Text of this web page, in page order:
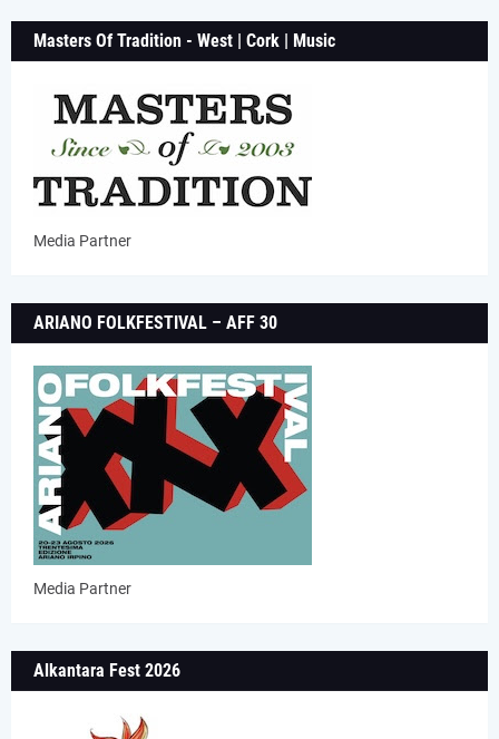
Masters Of Tradition - West | Cork | Music
Media Partner
ARIANO FOLKFESTIVAL – AFF 30
Media Partner
Alkantara Fest 2026